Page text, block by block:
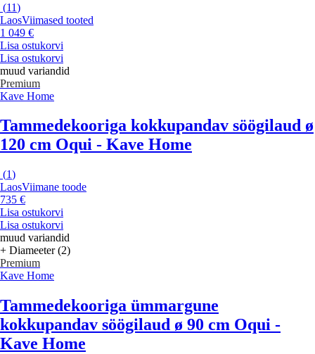
(11)
LaosViimased tooted
1 049 €
Lisa ostukorvi
Lisa ostukorvi
muud variandid
Premium
Kave Home
Tammedekooriga kokkupandav söögilaud ø
120 cm Oqui - Kave Home
(1)
LaosViimane toode
735 €
Lisa ostukorvi
Lisa ostukorvi
muud variandid
+ Diameeter (2)
Premium
Kave Home
Tammedekooriga ümmargune
kokkupandav söögilaud ø 90 cm Oqui -
Kave Home